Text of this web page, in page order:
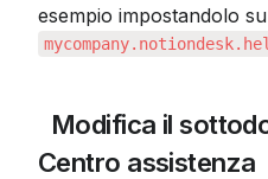
esempio impostandolo su
Modifica il
Centro assistenza